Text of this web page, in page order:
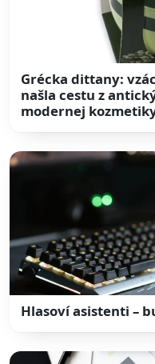
Grécka dittany:
našla cestu z
modernej
Hlasoví asistenti –